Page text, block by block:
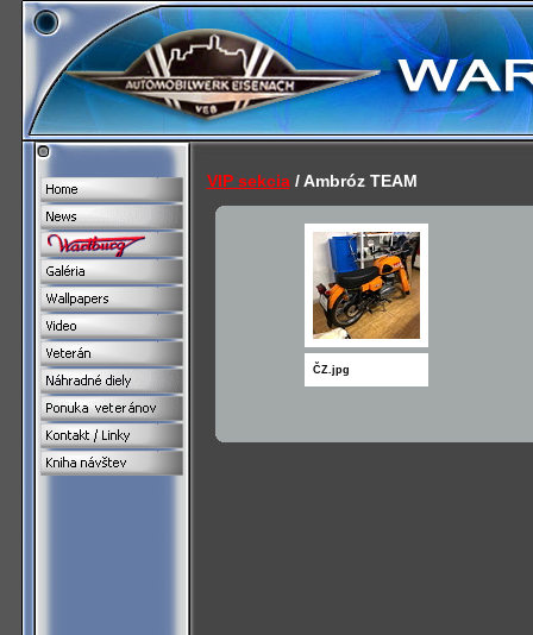
VIP sekcia/ Ambróz TEAM